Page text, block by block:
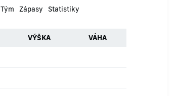
Tým Zápasy Statistiky
VÝŠKA VÁHA